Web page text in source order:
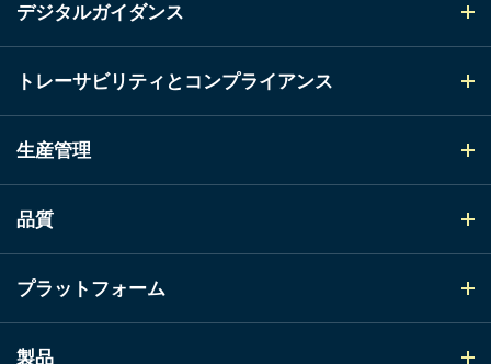
デジタルガイダンス
トレーサビリティとコンプライアンス
生産管理
品質
プラットフォーム
製品